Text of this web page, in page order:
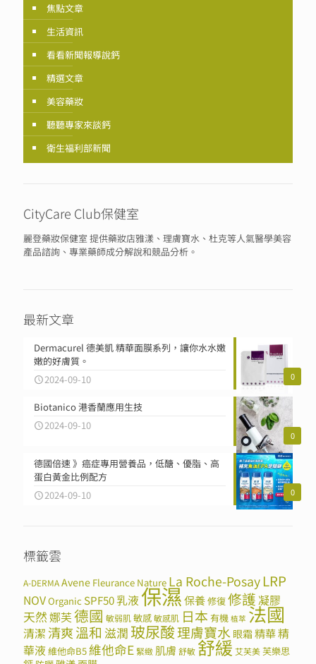
焦點文章
生活資訊
看看新聞報導說鈣
精選文章
美容藥妝
聽聽專家來談鈣
衛生福利部新聞
CityCare Club保健室
麗登藥妝保健室 提供藥妝店雅漾、理膚寶水、杜克等人氣醫學美容
產品諮詢、專業藥師成分解說和競品分析。
最新文章
0
Dermacurel 德美凱 精華面膜系列，讓你水水嫩
嫩的好膚質。
2024-09-10
0
Biotanico 港香蘭應用生技
2024-09-10
0
德國倍速 》癌症專用營養品，低醣、優脂、高
蛋白黃金比例配方
2024-09-10
標籤雲
A-DERMAAvene Fleurance Nature La Roche-PosayLRP
NOVOrganic SPF50乳液保濕保養修復修護凝膠
天然娜芙德國 敏弱肌敏感敏感肌 日本 有機 植萃 法國
清潔清爽溫和 滋潤 玻尿酸理膚寶水 眼霜精華精
華液維他命B5 維他命E 緊緻 肌膚 舒敏 舒緩 艾芙美芙樂思